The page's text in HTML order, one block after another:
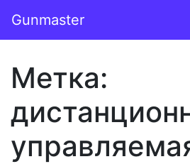
Основная
Gunmaster
Метка: